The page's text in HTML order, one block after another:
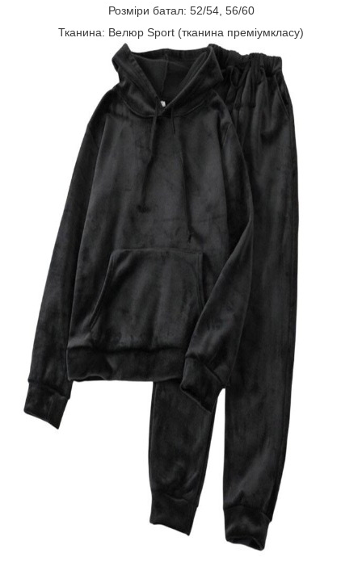
Розміри батал: 52/54, 56/60
Тканина: Велюр Sport (тканина преміумкласу)